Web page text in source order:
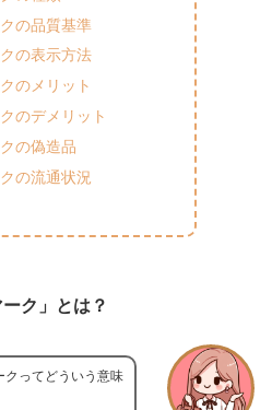
の品質基準
の表示方法
のメリット
のデメリット
の偽造品
の流通状況
ク」とは？
クってどういう意味